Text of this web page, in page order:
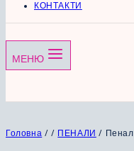
КОНТАКТИ
МЕНЮ
Головна / / ПЕНАЛИ / Пенал